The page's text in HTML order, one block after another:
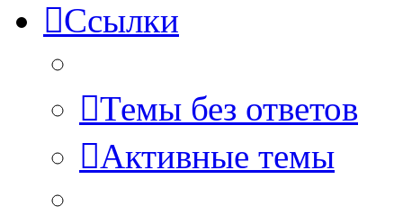
Ссылки
Темы без ответов
Активные темы